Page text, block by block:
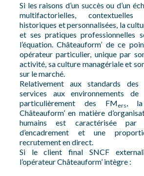
Si les raisons d’un succès ou d’un
multifactorielles,
historiques et personnalisées, la
et ses pratiques professionnelles
l’équation. Châteauform’ de ce
opérateur particulier, unique par
activité, sa culture managériale et
sur le marché.
Relativement aux standards des
services aux environnements
particulièrement des FMers, la
Châteauform’ en matière
humains est caractérisée
d’encadrement et une
recrutement en direct.
Si le client final SNCF
l’opérateur Châteauform’ intègre :